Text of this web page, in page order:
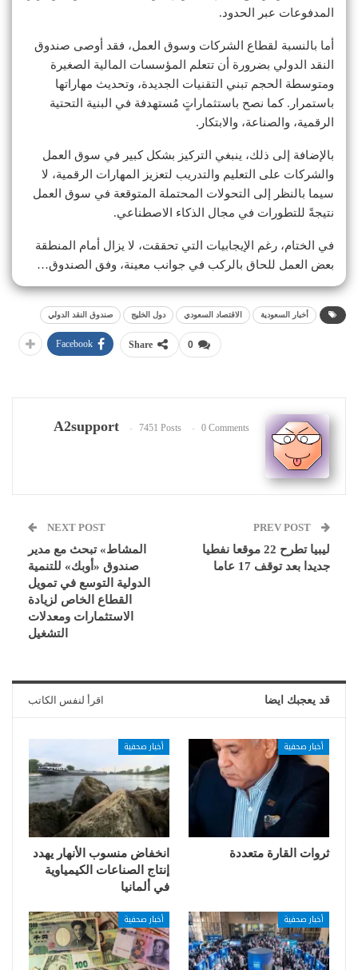
المدفوعات عبر الحدود.
أما بالنسبة لقطاع الشركات وسوق العمل، فقد أوصى صندوق
النقد الدولي بضرورة أن تتعلم المؤسسات المالية الصغيرة
ومتوسطة الحجم تبني التقنيات الجديدة، وتحديث مهاراتها
باستمرار. كما نصح باستثماراتٍ مُستهدفة في البنية التحتية
الرقمية، والصناعة، والابتكار.
بالإضافة إلى ذلك، ينبغي التركيز بشكل كبير في سوق العمل
والشركات على التعليم والتدريب لتعزيز المهارات الرقمية، لا
سيما بالنظر إلى التحولات المحتملة المتوقعة في سوق العمل
نتيجةً للتطورات في مجال الذكاء الاصطناعي.
في الختام، رغم الإيجابيات التي تحققت، لا يزال أمام المنطقة
بعض العمل للحاق بالركب في جوانب معينة، وفق الصندوق…
أخبار السعودية الاقتصاد السعودي دول الخليج صندوق النقد الدولي
0
Share
Facebook
A2support 7451 Posts 0 Comments
ليبيا تطرح 22 موقعا نفطيا
جديدا بعد توقف 17 عاما
NEXT POST
المشاط» تبحث مع مدير
صندوق «أوبك» للتنمية
الدولية التوسع في تمويل
القطاع الخاص لزيادة
الاستثمارات ومعدلات
التشغيل
قد يعجبك ايضا اقرأ لنفس الكاتب
أخبار صحفية
ثروات القارة متعددة
أخبار صحفية
انخفاض منسوب الأنهار يهدد
إنتاج الصناعات الكيمياوية
في ألمانيا
أخبار صحفية أخبار صحفية